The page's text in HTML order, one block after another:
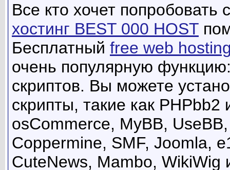
Все кто хочет попробовать
хостинг BEST 000 HOST
Бесплатный free web
очень популярную
скриптов. Вы можете
скрипты, такие как
osCommerce, MyBB,
Coppermine, SMF, Joomla,
CuteNews, Mambo, WikiWig